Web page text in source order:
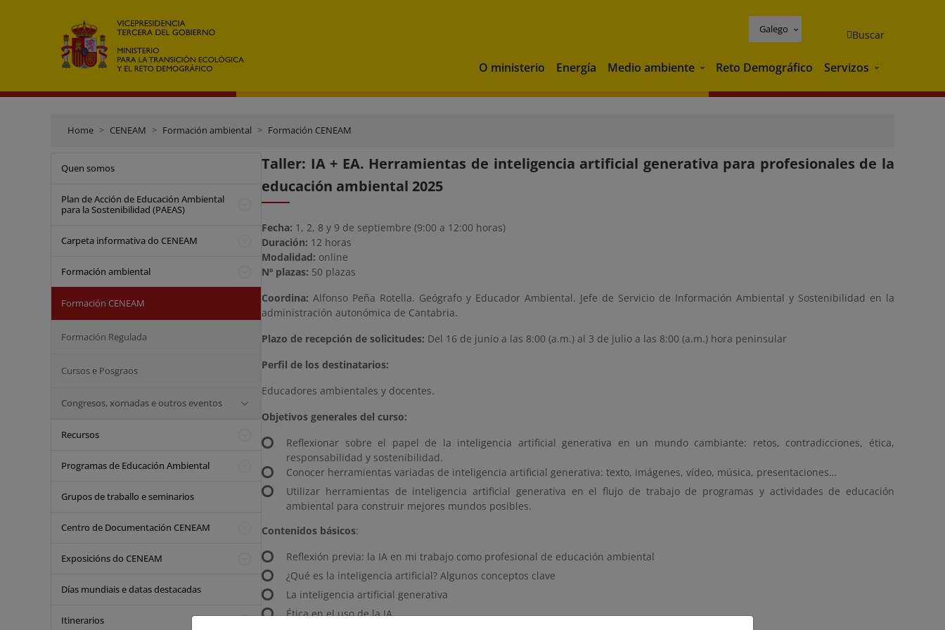
Galego Buscar
O ministerio Energía Medio ambiente Medio ambiente
Reto Demográfico Servizos Servizos
Home CENEAM Formación ambiental Formación CENEAM
Quen somos
Plan de Acción de Educación Ambiental
para la Sostenibilidad (PAEAS)
Carpeta informativa do CENEAM
Formación ambiental
Formación CENEAM
Formación Regulada
Cursos e Posgraos
Congresos, xornadas e outros eventos
Recursos
Programas de Educación Ambiental
Grupos de traballo e seminarios
Centro de Documentación CENEAM
Exposicións do CENEAM
Días mundiais e datas destacadas
Itinerarios
Taller: IA + EA. Herramientas de inteligencia artificial generativa para profesionales de la
educación ambiental 2025
Fecha: 1, 2, 8 y 9 de septiembre (9:00 a 12:00 horas)
Duración: 12 horas
Modalidad: online
Nº plazas: 50 plazas
Coordina: Alfonso Peña Rotella. Geógrafo y Educador Ambiental. Jefe de Servicio de Información Ambiental y Sostenibilidad en la
administración autonómica de Cantabria.
Plazo de recepción de solicitudes: Del 16 de junio a las 8:00 (a.m.) al 3 de julio a las 8:00 (a.m.) hora peninsular
Perfil de los destinatarios:
Educadores ambientales y docentes.
Objetivos generales del curso:
Reflexionar sobre el papel de la inteligencia artificial generativa en un mundo cambiante: retos, contradicciones, ética,
responsabilidad y sostenibilidad.
Conocer herramientas variadas de inteligencia artificial generativa: texto, imágenes, vídeo, música, presentaciones…
Utilizar herramientas de inteligencia artificial generativa en el flujo de trabajo de programas y actividades de educación
ambiental para construir mejores mundos posibles.
Contenidos básicos:
Reflexión previa: la IA en mi trabajo como profesional de educación ambiental
¿Qué es la inteligencia artificial? Algunos conceptos clave
La inteligencia artificial generativa
Ética en el uso de la IA.